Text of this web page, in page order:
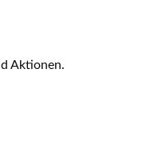
Aktionen.